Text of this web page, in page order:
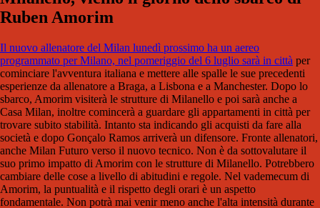
Ruben Amorim
Il nuovo allenatore del Milan lunedì prossimo ha un aereo
programmato per Milano, nel pomeriggio del 6 luglio sarà in città per
cominciare l'avventura italiana e mettere alle spalle le sue precedenti
esperienze da allenatore a Braga, a Lisbona e a Manchester. Dopo lo
sbarco, Amorim visiterà le strutture di Milanello e poi sarà anche a
Casa Milan, inoltre comincerà a guardare gli appartamenti in città per
trovare subito stabilità. Intanto sta indicando gli acquisti da fare alla
società e dopo Gonçalo Ramos arriverà un difensore. Fronte allenatori,
anche Milan Futuro verso il nuovo tecnico. Non è da sottovalutare il
suo primo impatto di Amorim con le strutture di Milanello. Potrebbero
cambiare delle cose a livello di abitudini e regole. Nel vademecum di
Amorim, la puntualità e il rispetto degli orari è un aspetto
fondamentale. Non potrà mai venir meno anche l'alta intensità durante